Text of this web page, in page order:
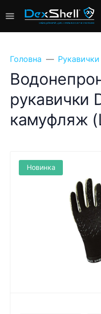
Головна Рукавички
рукавички
камуфляж
Новинка